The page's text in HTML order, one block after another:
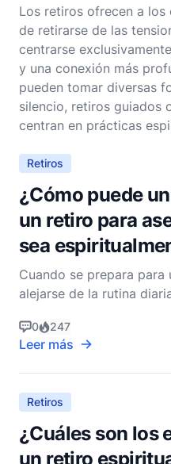
Los retiros ofrecen a
de retirarse de las
centrarse
y una conexión más
pueden tomar diversas
silencio, retiros guiados
centran en prácticas
Retiros
¿Cómo puede
un retiro para
sea
Cuando se prepara
alejarse de la rutina
como un poco
retiro es proporcionar un
sagrados para la
con
0 247
Leer más
Retiros
¿Cuáles son los
un retiro